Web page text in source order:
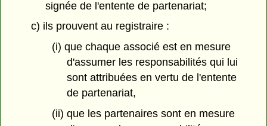
signée de l'entente de partenariat;
c) ils prouvent au registraire :
(i) que chaque associé est en mesure
d'assumer les responsabilités qui lui
sont attribuées en vertu de l'entente
de partenariat,
(ii) que les partenaires sont en mesure